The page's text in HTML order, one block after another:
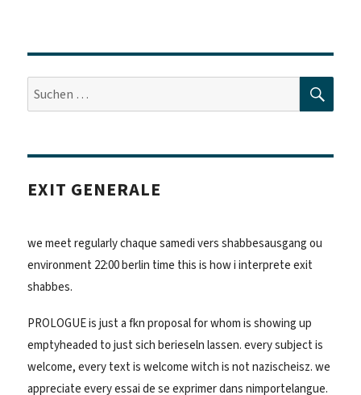
Suche
nach:
EXIT GENERALE
we meet regularly chaque samedi vers shabbesausgang ou
environment 22:00 berlin time this is how i interprete exit
shabbes.
PROLOGUE is just a fkn proposal for whom is showing up
emptyheaded to just sich berieseln lassen. every subject is
welcome, every text is welcome witch is not nazischeisz. we
appreciate every essai de se exprimer dans nimportelangue.